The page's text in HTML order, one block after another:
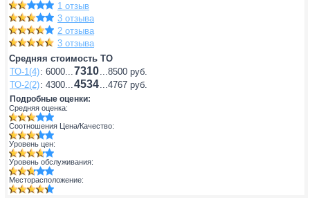
1 отзыв
3 отзыва
2 отзыва
3 отзыва
Средняя стоимость ТО
ТО-1(4): 6000...7310...8500 руб.
ТО-2(2): 4300...4534...4767 руб.
Подробные оценки:
Средняя оценка:
Соотношения Цена/Качество:
Уровень цен:
Уровень обслуживания:
Месторасположение: